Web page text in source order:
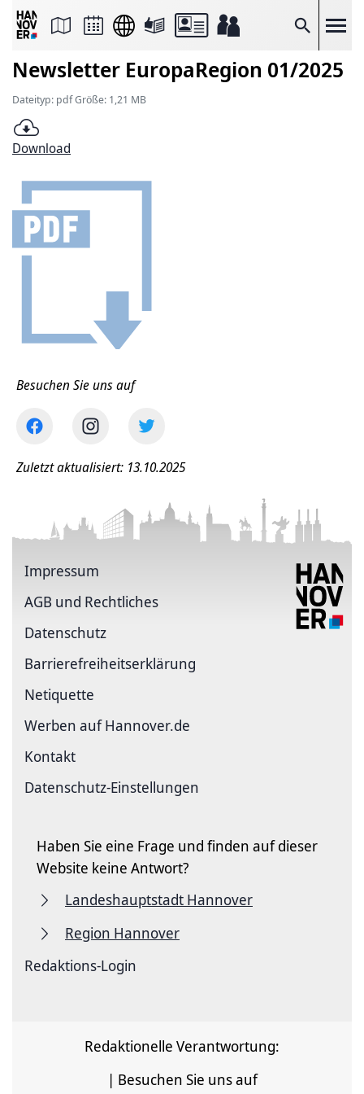
Suche
Seite
versenden
Auf
teilen
teilen
Seitenlink
Seite
Drucken
Newsletter EuropaRegion 01/2025
Dateityp: pdf Größe: 1,21 MB
Download
Besuchen Sie uns auf
Zuletzt aktualisiert: 13.10.2025
Impressum
AGB und Rechtliches
Datenschutz
Barriere­freiheits­erklärung
Netiquette
Werben auf Hannover.de
Kontakt
Datenschutz-Einstellungen
Haben Sie eine Frage und finden auf dieser
Website keine Antwort?
Landeshauptstadt Hannover
Region Hannover
Redaktions-Login
Redaktionelle Verantwortung:
| Besuchen Sie uns auf